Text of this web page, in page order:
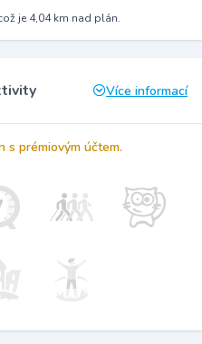
je 4,04 km nad plán.
Více informací
s prémiovým účtem.